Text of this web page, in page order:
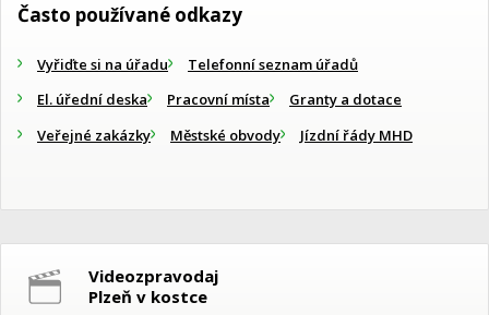
Často používané odkazy
Vyřiďte si na úřadu
Telefonní seznam úřadů
El. úřední deska
Pracovní místa
Granty a dotace
Veřejné zakázky
Městské obvody Jízdní řády MHD
Videozpravodaj
Plzeň v kostce